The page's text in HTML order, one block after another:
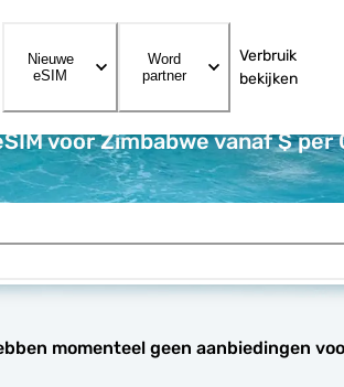
Nieuwe
eSIM
Word
partner
Verbruik
bekijken
voor Zimbabwe vanaf $ per
momenteel geen aanbiedingen